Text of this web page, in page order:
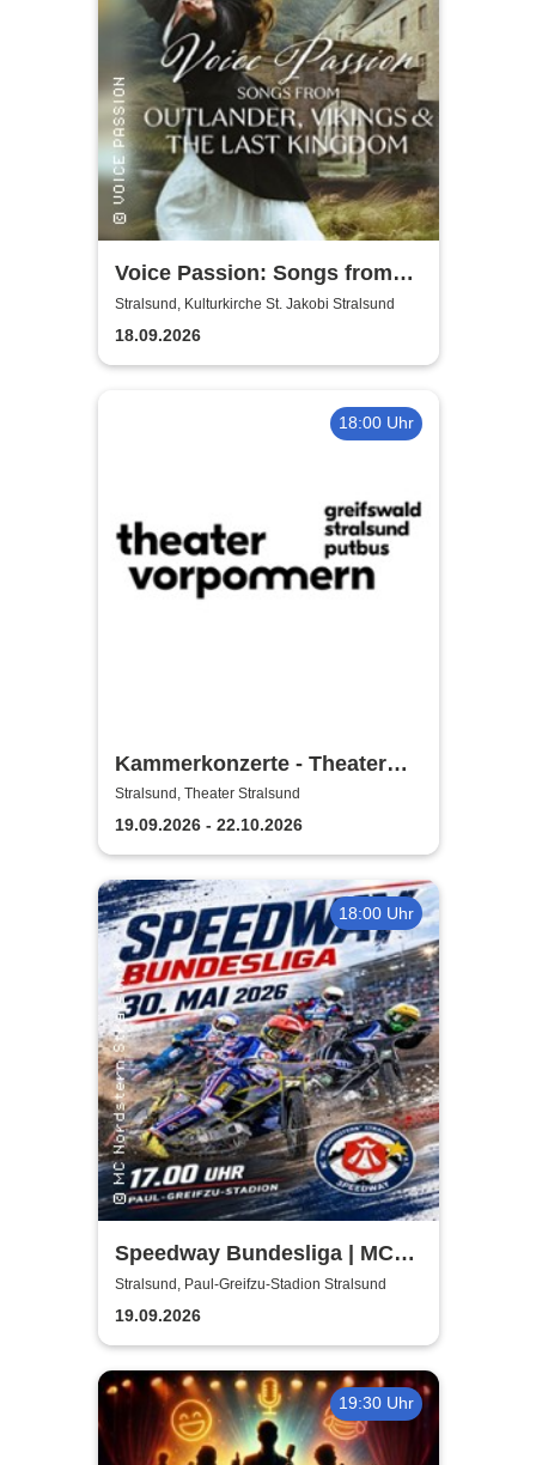
Voice Passion: Songs from
Outlander, Vikings & The Last
Kingdom
Stralsund, Kulturkirche St. Jakobi Stralsund
18.09.2026
18:00 Uhr
Kammerkonzerte - Theater
Vorpommern
Stralsund, Theater Stralsund
19.09.2026 - 22.10.2026
18:00 Uhr
Speedway Bundesliga | MC
Nordstern Stralsund
Stralsund, Paul-Greifzu-Stadion Stralsund
19.09.2026
19:30 Uhr